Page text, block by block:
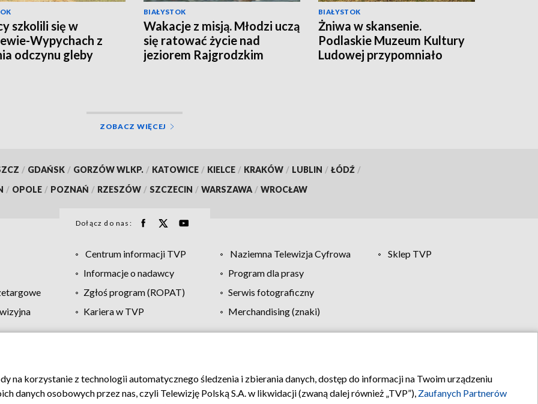
szkolili się w
Wypychach z
odczynu gleby
BIAŁYSTOK
Wakacje z misją. Młodzi uczą
się ratować życie nad
jeziorem Rajgrodzkim
BIAŁYSTOK
Żniwa w skansenie.
Podlaskie Muzeum Kultury
Ludowej przypomniało
ZOBACZ WIĘCEJ
/ GDAŃSK / GORZÓW WLKP. / KATOWICE / KIELCE / KRAKÓW / LUBLIN / ŁÓDŹ /
/ OPOLE / POZNAŃ / RZESZÓW / SZCZECIN / WARSZAWA / WROCŁAW
Dołącz do nas:
Centrum informacji TVP Naziemna Telewizja Cyfrowa
Sklep TVP
Informacje o nadawcy
Program dla prasy
Zgłoś program (ROPAT)
Serwis fotograficzny
Kariera w TVP Merchandising (znaki)
Polityka prywatności Moje zgody Pomoc Biuro reklamy Kontakt
na korzystanie z technologii automatycznego śledzenia i zbierania danych, dostęp do informacji na Twoim urządzeniu
danych osobowych przez nas, czyli Telewizję Polską S.A. w likwidacji (zwaną dalej również „TVP”), Zaufanych Partnerów